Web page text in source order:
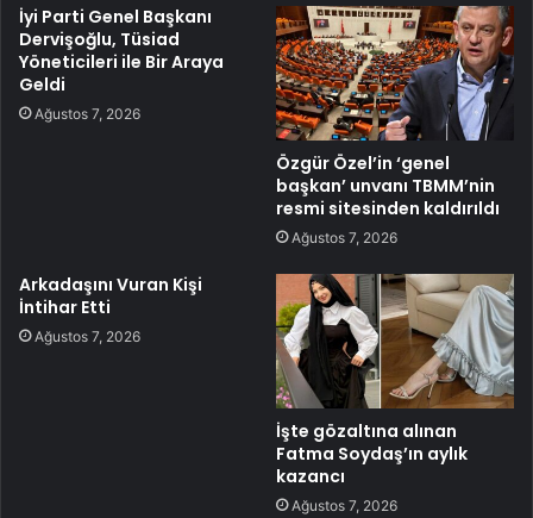
İyi Parti Genel Başkanı
Dervişoğlu, Tüsiad
Yöneticileri ile Bir Araya
Geldi
Ağustos 7, 2026
Özgür Özel’in ‘genel
başkan’ unvanı TBMM’nin
resmi sitesinden kaldırıldı
Ağustos 7, 2026
Arkadaşını Vuran Kişi
İntihar Etti
Ağustos 7, 2026
İşte gözaltına alınan
Fatma Soydaş’ın aylık
kazancı
Ağustos 7, 2026